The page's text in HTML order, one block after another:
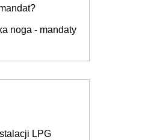
noga - mandaty
LPG